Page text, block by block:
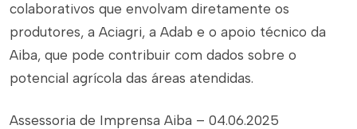
colaborativos que envolvam diretamente os
produtores, a Aciagri, a Adab e o apoio técnico da
Aiba, que pode contribuir com dados sobre o
potencial agrícola das áreas atendidas.
Assessoria de Imprensa Aiba – 04.06.2025